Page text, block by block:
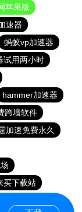
苹果版
速器
蚂蚁vp加速器
试用两小时
hammer加速器
跨墙软件
加速免费永久
买下载站